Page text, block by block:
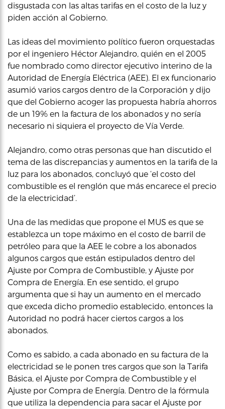
disgustada con las altas tarifas en el costo de la luz y
piden acción al Gobierno.
Las ideas del movimiento político fueron orquestadas
por el ingeniero Héctor Alejandro, quién en el 2005
fue nombrado como director ejecutivo interino de la
Autoridad de Energía Eléctrica (AEE). El ex funcionario
asumió varios cargos dentro de la Corporación y dijo
que del Gobierno acoger las propuesta habría ahorros
de un 19% en la factura de los abonados y no sería
necesario ni siquiera el proyecto de Vía Verde.
Alejandro, como otras personas que han discutido el
tema de las discrepancias y aumentos en la tarifa de la
luz para los abonados, concluyó que ‘el costo del
combustible es el renglón que más encarece el precio
de la electricidad’.
Una de las medidas que propone el MUS es que se
establezca un tope máximo en el costo de barril de
petróleo para que la AEE le cobre a los abonados
algunos cargos que están estipulados dentro del
Ajuste por Compra de Combustible, y Ajuste por
Compra de Energía. En ese sentido, el grupo
argumenta que si hay un aumento en el mercado
que exceda dicho promedio establecido, entonces la
Autoridad no podrá hacer ciertos cargos a los
abonados.
Como es sabido, a cada abonado en su factura de la
electricidad se le ponen tres cargos que son la Tarifa
Básica, el Ajuste por Compra de Combustible y el
Ajuste por Compra de Energía. Dentro de la fórmula
que utiliza la dependencia para sacar el Ajuste por